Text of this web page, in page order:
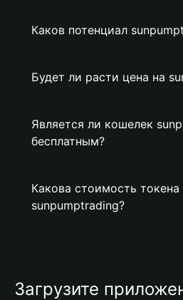
Каков потенциал
Будет ли расти цена на
Является ли кошелек
бесплатным?
Какова стоимость токена
sunpumptrading?
Загрузите